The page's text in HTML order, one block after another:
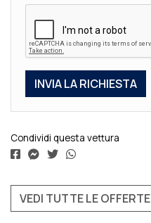
Condividi questa vettura
VEDI TUTTE LE OFFERTE